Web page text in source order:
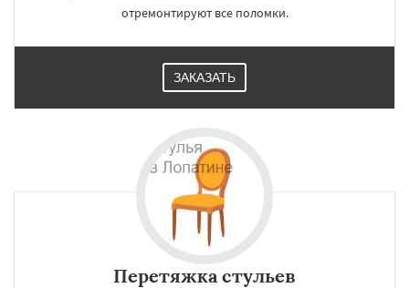
отремонтируют все поломки.
ЗАКАЗАТЬ
Перетяжка стульев